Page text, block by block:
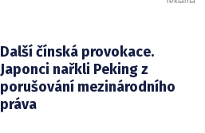
Další čínská provokace.
Japonci nařkli Peking z
porušování mezinárodního
práva